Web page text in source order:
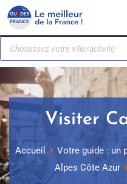
Panneau de gestion des
Visiter
Accueil Votre guide : un
Alpes Côte Azur